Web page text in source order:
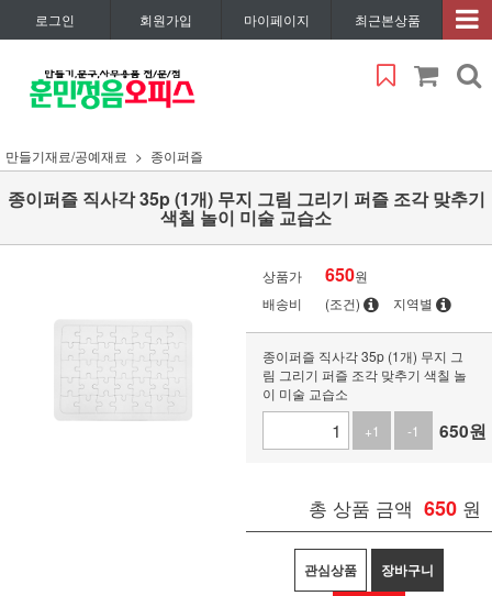
로그인 회원가입 마이페이지 최근본상품
만들기재료/공예재료 종이퍼즐
종이퍼즐 직사각 35p (1개) 무지 그림 그리기 퍼즐 조각 맞추기
색칠 놀이 미술 교습소
상품가 650원
배송비
(조건) 지역별
종이퍼즐 직사각 35p (1개) 무지 그
림 그리기 퍼즐 조각 맞추기 색칠 놀
이 미술 교습소
+1
-1 650원
총 상품 금액 650 원
관심상품 장바구니